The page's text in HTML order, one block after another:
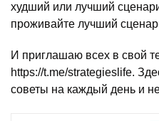
худший или лучший
проживайте лучший
И приглашаю всех в свой
https://t.me/strategieslife.
советы на каждый день и